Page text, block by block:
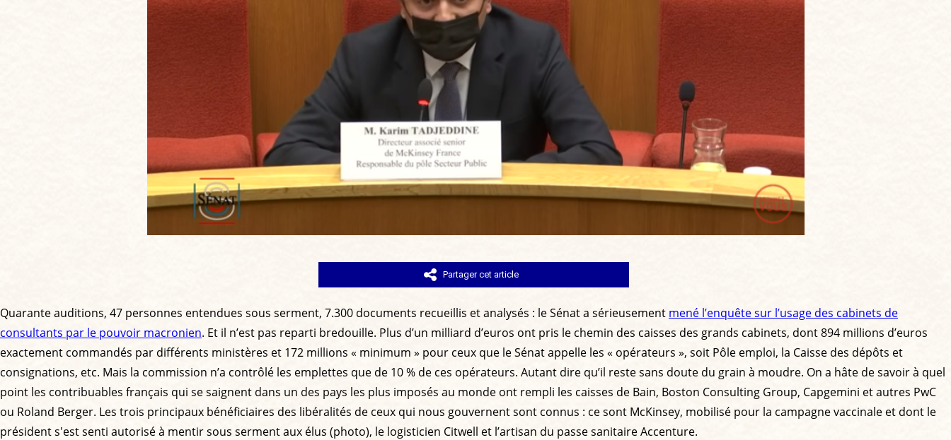
Partager cet article
Quarante auditions, 47 personnes entendues sous serment, 7.300 documents recueillis et analysés : le Sénat a sérieusement mené l’enquête sur l’usage des cabinets de
consultants par le pouvoir macronien. Et il n’est pas reparti bredouille. Plus d’un milliard d’euros ont pris le chemin des caisses des grands cabinets, dont 894 millions d’euros
exactement commandés par différents ministères et 172 millions « minimum » pour ceux que le Sénat appelle les « opérateurs », soit Pôle emploi, la Caisse des dépôts et
consignations, etc. Mais la commission n’a contrôlé les emplettes que de 10 % de ces opérateurs. Autant dire qu’il reste sans doute du grain à moudre. On a hâte de savoir à quel
point les contribuables français qui se saignent dans un des pays les plus imposés au monde ont rempli les caisses de Bain, Boston Consulting Group, Capgemini et autres PwC
ou Roland Berger. Les trois principaux bénéficiaires des libéralités de ceux qui nous gouvernent sont connus : ce sont McKinsey, mobilisé pour la campagne vaccinale et dont le
président s'est senti autorisé à mentir sous serment aux élus (photo), le logisticien Citwell et l’artisan du passe sanitaire Accenture.